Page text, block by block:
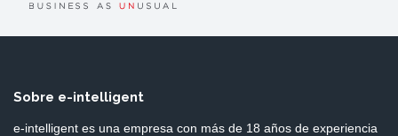
Sobre e-intelligent
e-intelligent es una empresa con más de 18 años de experiencia